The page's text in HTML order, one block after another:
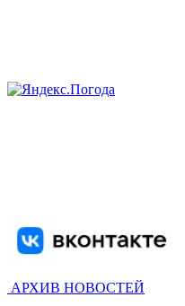
АРХИВ НОВОСТЕЙ